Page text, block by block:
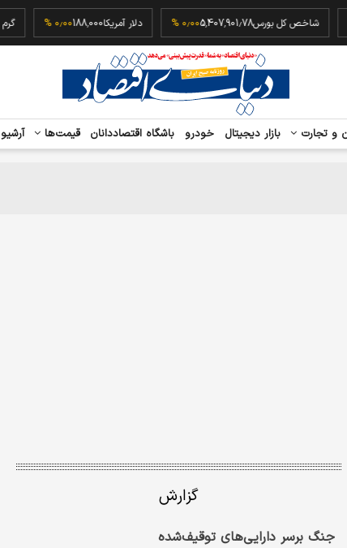
شاخص کل بورس5,407,901.78۰٫۰۰ % دلار آمریکا188,000۰٫۰۰ %
و تجارت بازار دیجیتال خودرو باشگاه اقتصاددانان قیمت‌ها آرشیو
گزارش
جنگ برسر دارایی‌های توقیف‌شده